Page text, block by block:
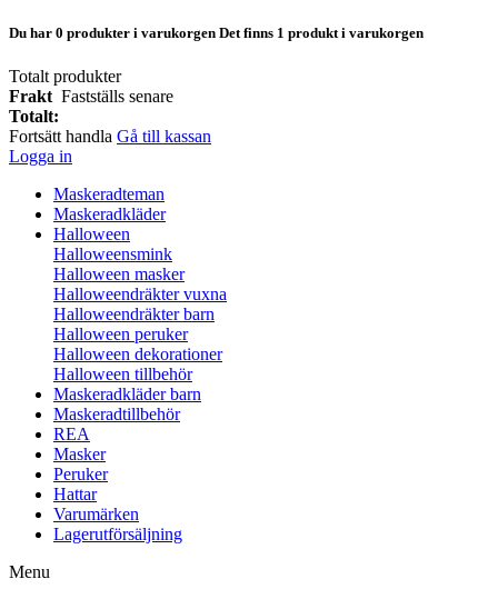
Du har 0 produkter i varukorgen Det finns 1 produkt i varukorgen
Totalt produkter
Frakt Fastställs senare
Totalt:
Fortsätt handla Gå till kassan
Logga in
Maskeradteman
Maskeradkläder
Halloween
Halloweensmink
Halloween masker
Halloweendräkter vuxna
Halloweendräkter barn
Halloween peruker
Halloween dekorationer
Halloween tillbehör
Maskeradkläder barn
Maskeradtillbehör
REA
Masker
Peruker
Hattar
Varumärken
Lagerutförsäljning
Menu